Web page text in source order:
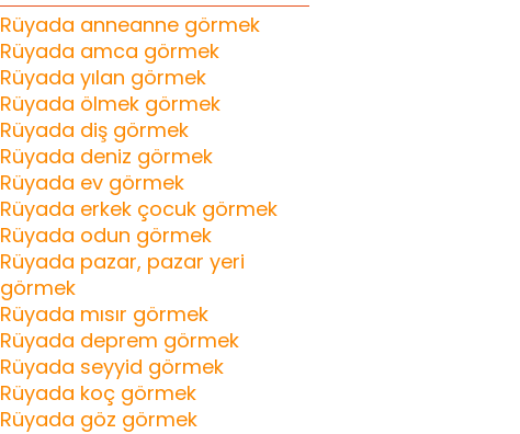
Rüyada anneanne görmek
Rüyada amca görmek
Rüyada yılan görmek
Rüyada ölmek görmek
Rüyada diş görmek
Rüyada deniz görmek
Rüyada ev görmek
Rüyada erkek çocuk görmek
Rüyada odun görmek
Rüyada pazar, pazar yeri
görmek
Rüyada mısır görmek
Rüyada deprem görmek
Rüyada seyyid görmek
Rüyada koç görmek
Rüyada göz görmek